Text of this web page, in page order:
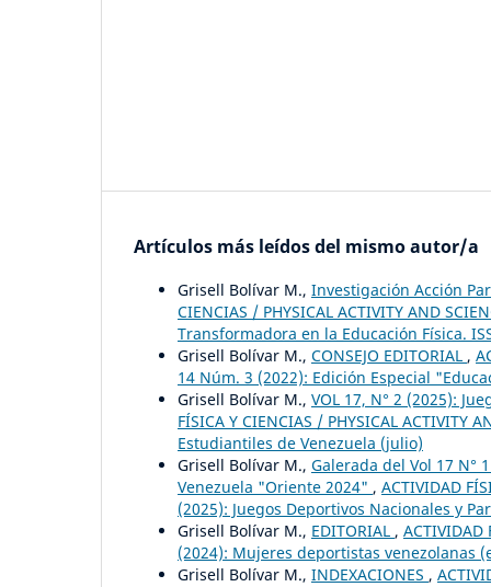
Artículos más leídos del mismo autor/a
Grisell Bolívar M., Investigación Acción
CIENCIAS / PHYSICAL ACTIVITY AND
Transformadora en la Educación Física.
Grisell Bolívar M., CONSEJO EDITORIAL ,
14 Núm. 3 (2022): Edición Especial
Grisell Bolívar M., VOL 17, N° 2 (2025):
FÍSICA Y CIENCIAS / PHYSICAL
Estudiantiles de Venezuela (julio)
Grisell Bolívar M., Galerada del Vol 17 N°
Venezuela "Oriente 2024" , ACTIVIDAD
(2025): Juegos Deportivos Nacionales y
Grisell Bolívar M., EDITORIAL , ACTIVIDAD
(2024): Mujeres deportistas venezolanas
Grisell Bolívar M., INDEXACIONES ,